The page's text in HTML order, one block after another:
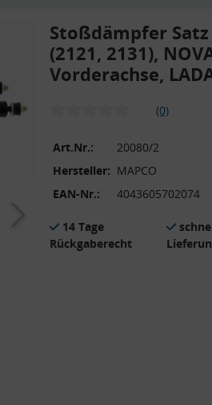
Stoßdämpfer Satz
(2121, 2131),
Vorderachse,
(0)
Art.Nr.:
20080/2
Hersteller: MAPCO
EAN-Nr.:
4043605702074
14 Tage
Rückgaberecht